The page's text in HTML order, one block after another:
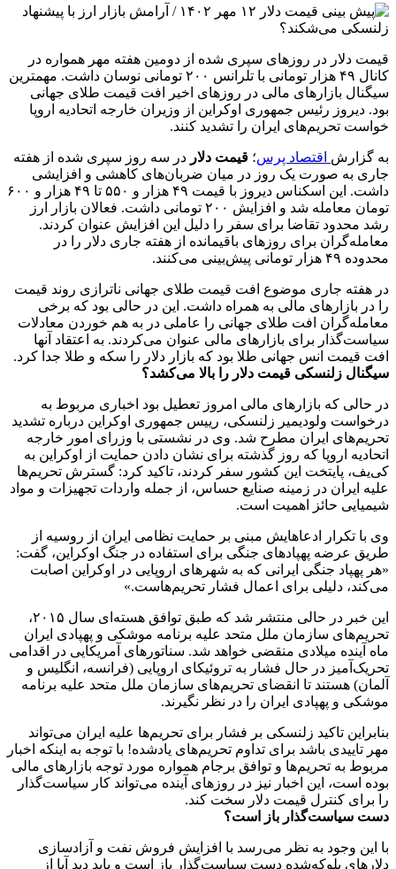
قیمت دلار در روزهای سپری شده از دومین هفته مهر همواره در
کانال ۴۹ هزار تومانی با تلرانس ۲۰۰ تومانی نوسان داشت. مهمترین
سیگنال بازارهای مالی در روزهای اخیر افت قیمت طلای جهانی
بود. دیروز رئیس جمهوری اوکراین از وزیران خارجه اتحادیه اروپا
خواست تحریم‌های ایران را تشدید کنند.
به گزارش اقتصاد پرس؛ قیمت دلار در سه روز سپری شده از هفته
جاری به صورت یک روز در میان ضربان‌های کاهشی و افزایشی
داشت. این اسکناس دیروز با قیمت ۴۹ هزار و ۵۵۰ تا ۴۹ هزار و ۶۰۰
تومان معامله شد و افزایش ۲۰۰ تومانی داشت. فعالان بازار ارز
رشد محدود تقاضا برای سفر را دلیل این افزایش عنوان کردند.
معامله‌گران برای روزهای باقیمانده از هفته جاری دلار را در
محدوده ۴۹ هزار تومانی پیش‌بینی می‌کنند.
در هفته جاری موضوع افت قیمت طلای جهانی ناترازی روند قیمت
را در بازارهای مالی به همراه داشت. این در حالی بود که برخی
معامله‌گران افت طلای جهانی را عاملی در به هم خوردن معادلات
سیاست‌گذار برای بازار‌های مالی عنوان می‌کردند. به اعتقاد آنها
افت قیمت انس جهانی طلا بود که بازار دلار را سکه و طلا جدا کرد.
سیگنال زلنسکی قیمت دلار را بالا می‌کشد؟
در حالی که بازارهای مالی امروز تعطیل بود اخباری مربوط به
درخواست ولودیمیر زلنسکی، رییس جمهوری اوکراین درباره تشدید
تحریم‌های ایران مطرح شد. وی در نشستی با وزرای امور خارجه
اتحادیه اروپا که روز گذشته برای نشان دادن حمایت از اوکراین به
کی‌یف، پایتخت این کشور سفر کردند، تاکید کرد: گسترش تحریم‌ها
علیه ایران در زمینه صنایع حساس، از جمله واردات تجهیزات و مواد
شیمیایی حائز اهمیت است.
وی با تکرار ادعاهایش مبنی بر حمایت نظامی ایران از روسیه از
طریق عرضه پهپادهای جنگی برای استفاده در جنگ اوکراین، گفت:
«هر پهپاد جنگی ایرانی که به شهرهای اروپایی در اوکراین اصابت
می‌کند، دلیلی برای اعمال فشار تحریم‌هاست.»
این خبر در حالی منتشر شد که طبق توافق هسته‌ای سال ۲۰۱۵،
تحریم‌های سازمان ملل متحد علیه برنامه موشکی و پهپادی ایران
ماه آینده میلادی منقضی خواهد شد. سناتورهای آمریکایی در اقدامی
تحریک‌آمیز در حال فشار به تروئیکای اروپایی (فرانسه، انگلیس و
آلمان) هستند تا انقضای تحریم‌های سازمان ملل متحد علیه برنامه
موشکی و پهپادی ایران را در نظر نگیرند.
بنابراین تاکید زلنسکی بر فشار برای تحریم‌ها علیه ایران می‌تواند
مهر تاییدی باشد برای تداوم تحریم‌های یادشده! با توجه به اینکه اخبار
مربوط به تحریم‌ها و توافق برجام همواره مورد توجه بازارهای مالی
بوده است، این اخبار نیز در روزهای آینده می‌تواند کار سیاست‌گذار
را برای کنترل قیمت دلار سخت کند.
دست سیاست‌گذار باز است؟
با این وجود به نظر می‌رسد با افزایش فروش نفت و آزادسازی
دلارهای بلوکه‌شده دست‌ سیاست‌گذار باز است و باید دید آیا از